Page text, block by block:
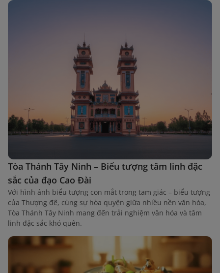
Tòa Thánh Tây Ninh – Biểu tượng tâm linh đặc
sắc của đạo Cao Đài
Với hình ảnh biểu tượng con mắt trong tam giác – biểu tượng
của Thượng đế, cùng sự hòa quyện giữa nhiều nền văn hóa,
Tòa Thánh Tây Ninh mang đến trải nghiệm văn hóa và tâm
linh đặc sắc khó quên.